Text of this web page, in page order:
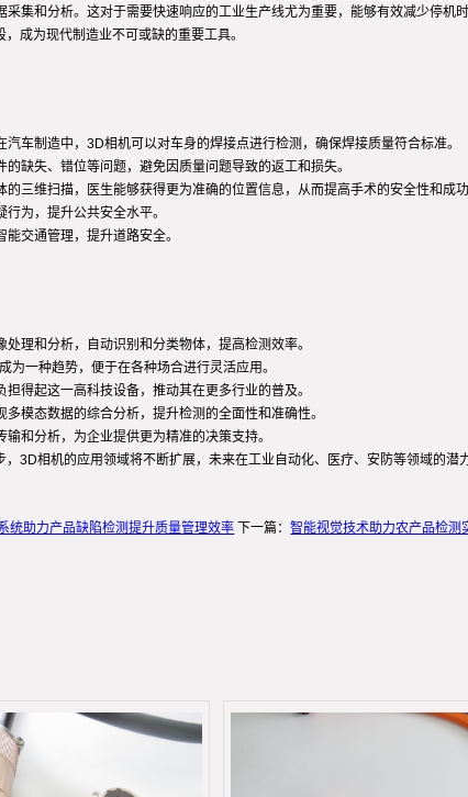
集和分析。这对于需要快速响应的工业生产线尤为重要，能够有效减少停机
成为现代制造业不可或缺的重要工具。
车制造中，3D相机可以对车身的焊接点进行检测，确保焊接质量符合标准。
缺失、错位等问题，避免因质量问题导致的返工和损失。
三维扫描，医生能够获得更为准确的位置信息，从而提高手术的安全性和成
为，提升公共安全水平。
交通管理，提升道路安全。
理和分析，自动识别和分类物体，提高检测效率。
一种趋势，便于在各种场合进行灵活应用。
得起这一高科技设备，推动其在更多行业的普及。
模态数据的综合分析，提升检测的全面性和准确性。
和分析，为企业提供更为精准的决策支持。
3D相机的应用领域将不断扩展，未来在工业自动化、医疗、安防等领域的
统助力产品缺陷检测提升质量管理效率 下一篇：智能视觉技术助力农产品检测